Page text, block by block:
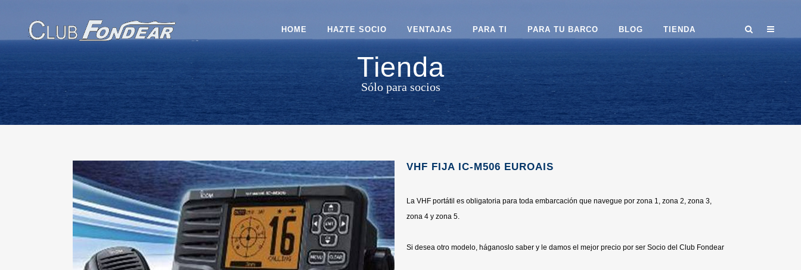
HOME HAZTE SOCIO VENTAJAS PARA TI PARA TU BARCO BLOG TIENDA
Tienda
Sólo para socios
VHF FIJA IC-M506 EUROAIS
La VHF portátil es obligatoria para toda embarcación que navegue por zona 1, zona 2, zona 3,
zona 4 y zona 5.
Si desea otro modelo, háganoslo saber y le damos el mejor precio por ser Socio del Club Fondear